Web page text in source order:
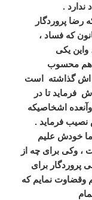
ندارد .
پروردگار
که فساد ،
واین یکی
هم محسوب
اش گذاشته است
فرماید تا در
اشخاصیکه
فرماید .
ما خودش علیم
، وکی برای چه از
پروردگار برای
وقضاوت نمایم که